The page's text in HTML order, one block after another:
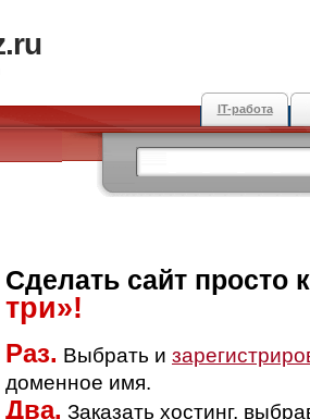
IT-работа
Сделать сайт просто
три»!
Раз. Выбрать и
доменное имя.
Два. Заказать хостинг,